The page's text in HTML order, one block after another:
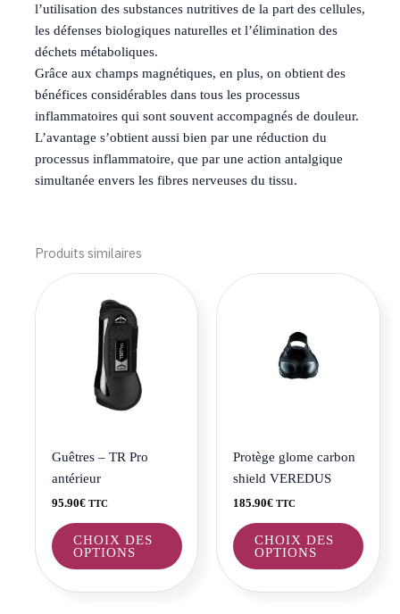
l’utilisation des substances nutritives de la part des cellules,
les défenses biologiques naturelles et l’élimination des
déchets métaboliques.
Grâce aux champs magnétiques, en plus, on obtient des
bénéfices considérables dans tous les processus
inflammatoires qui sont souvent accompagnés de douleur.
L’avantage s’obtient aussi bien par une réduction du
processus inflammatoire, que par une action antalgique
simultanée envers les fibres nerveuses du tissu.
Produits similaires
Guêtres – TR Pro
antérieur
95.90€ TTC
CHOIX DES
OPTIONS
Ce
produit
page
du
produit
Protège glome carbon
shield VEREDUS
185.90€ TTC
CHOIX DES
OPTIONS
Ce
page
du